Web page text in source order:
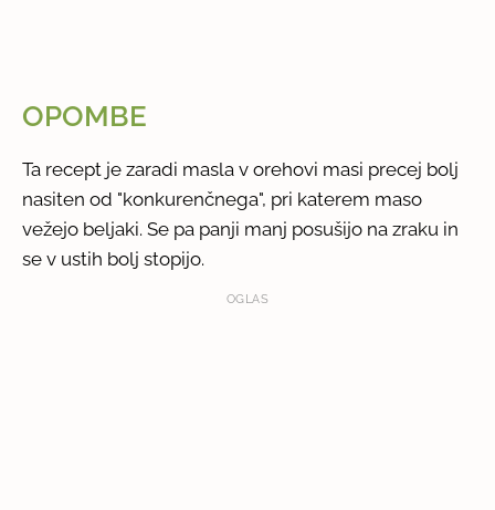
OPOMBE
Ta recept je zaradi masla v orehovi masi precej bolj
nasiten od "konkurenčnega", pri katerem maso
vežejo beljaki. Se pa panji manj posušijo na zraku in
se v ustih bolj stopijo.
OGLAS